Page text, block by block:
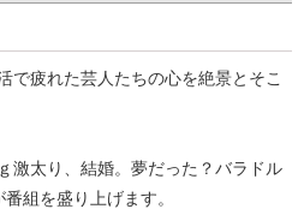
疲れた芸人たちの心を絶景とそこ
激太り、結婚。夢だった？バラドル
組を盛り上げます。